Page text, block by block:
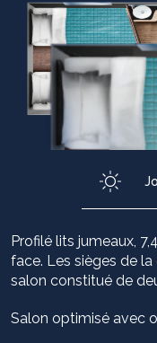
Profilé lits jumeaux,
face. Les sièges de
salon constitué de
Salon optimisé avec